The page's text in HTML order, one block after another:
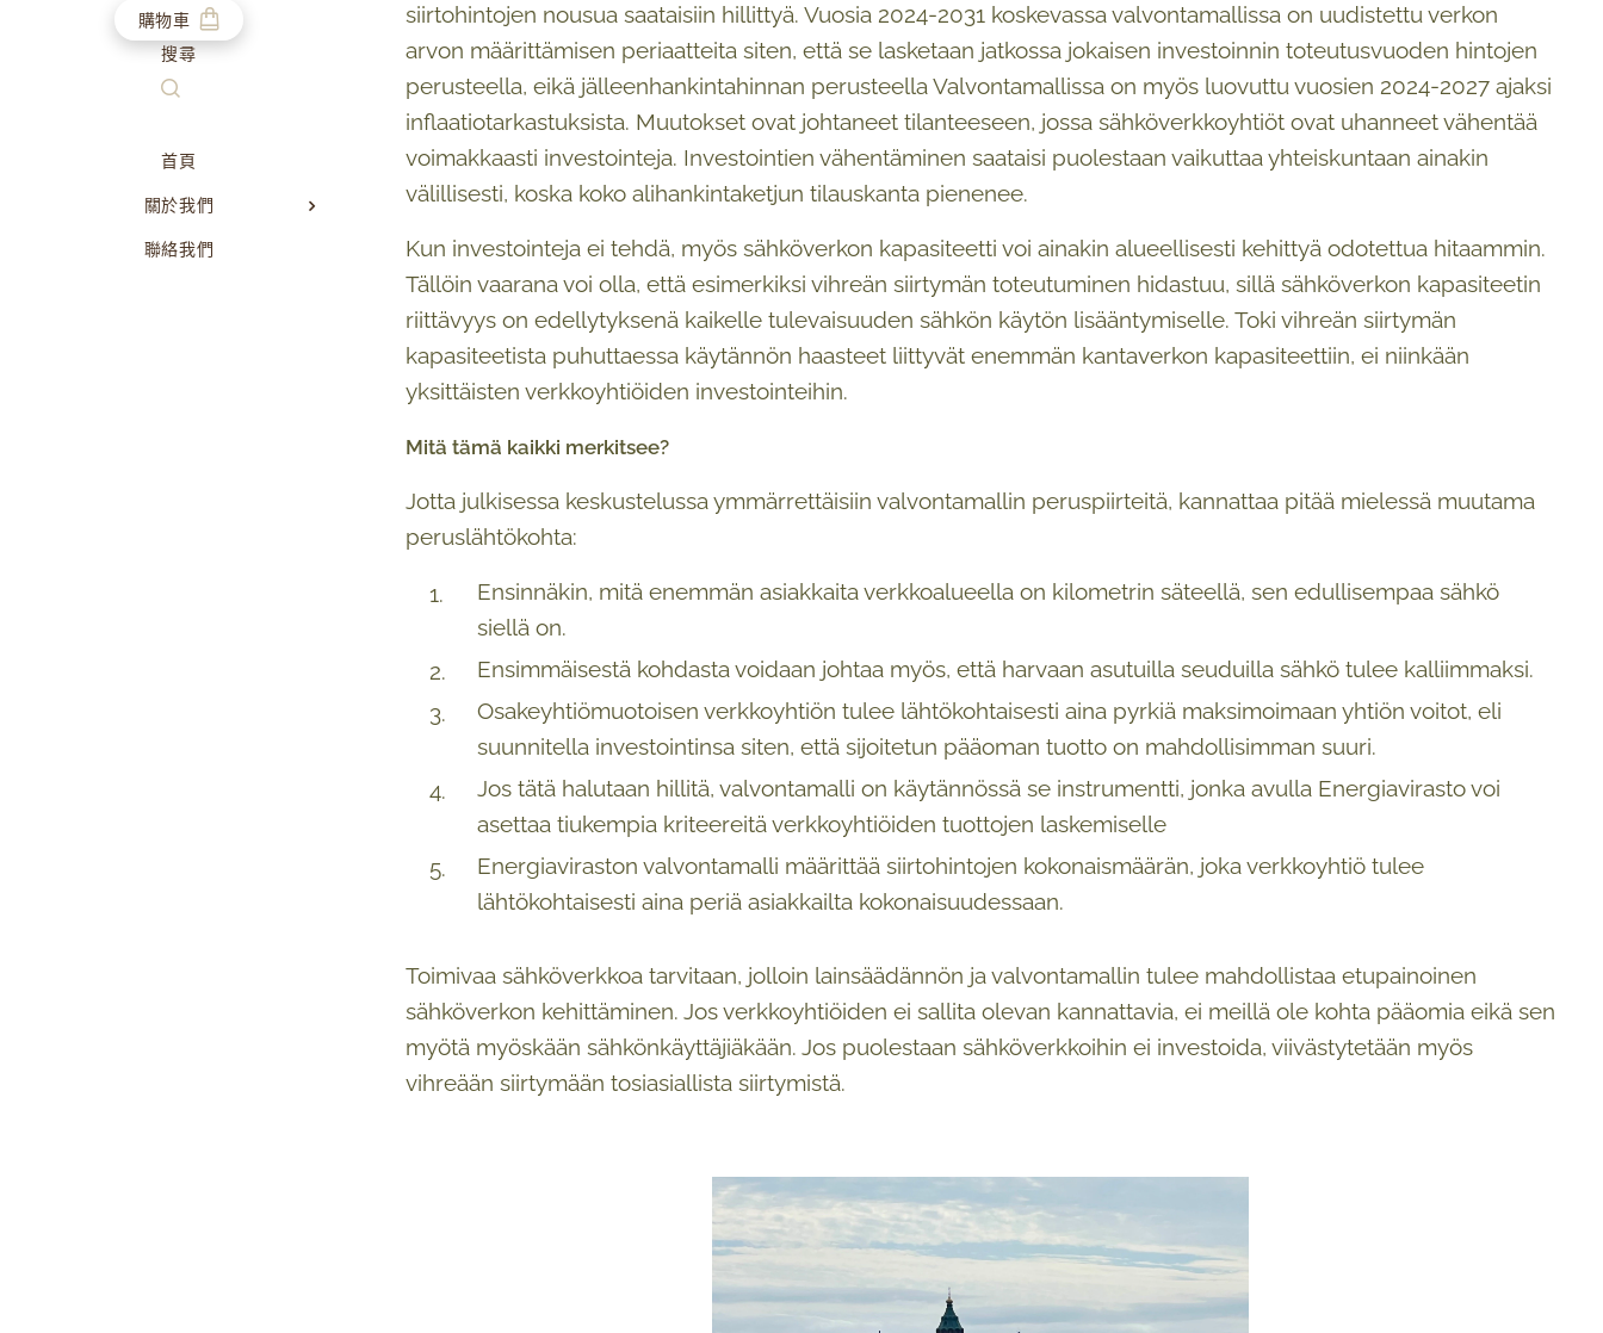
購物車
搜尋
首頁
關於我們
聯絡我們
siirtohintojen nousua saataisiin hillittyä. Vuosia 2024-2031 koskevassa valvontamallissa on uudistettu verkon
arvon määrittämisen periaatteita siten, että se lasketaan jatkossa jokaisen investoinnin toteutusvuoden hintojen
perusteella, eikä jälleenhankintahinnan perusteella Valvontamallissa on myös luovuttu vuosien 2024-2027 ajaksi
inflaatiotarkastuksista. Muutokset ovat johtaneet tilanteeseen, jossa sähköverkkoyhtiöt ovat uhanneet vähentää
voimakkaasti investointeja. Investointien vähentäminen saataisi puolestaan vaikuttaa yhteiskuntaan ainakin
välillisesti, koska koko alihankintaketjun tilauskanta pienenee.
Kun investointeja ei tehdä, myös sähköverkon kapasiteetti voi ainakin alueellisesti kehittyä odotettua hitaammin.
Tällöin vaarana voi olla, että esimerkiksi vihreän siirtymän toteutuminen hidastuu, sillä sähköverkon kapasiteetin
riittävyys on edellytyksenä kaikelle tulevaisuuden sähkön käytön lisääntymiselle. Toki vihreän siirtymän
kapasiteetista puhuttaessa käytännön haasteet liittyvät enemmän kantaverkon kapasiteettiin, ei niinkään
yksittäisten verkkoyhtiöiden investointeihin.
Mitä tämä kaikki merkitsee?
Jotta julkisessa keskustelussa ymmärrettäisiin valvontamallin peruspiirteitä, kannattaa pitää mielessä muutama
peruslähtökohta:
Ensinnäkin, mitä enemmän asiakkaita verkkoalueella on kilometrin säteellä, sen edullisempaa sähkö
siellä on.
Ensimmäisestä kohdasta voidaan johtaa myös, että harvaan asutuilla seuduilla sähkö tulee kalliimmaksi.
Osakeyhtiömuotoisen verkkoyhtiön tulee lähtökohtaisesti aina pyrkiä maksimoimaan yhtiön voitot, eli
suunnitella investointinsa siten, että sijoitetun pääoman tuotto on mahdollisimman suuri.
Jos tätä halutaan hillitä, valvontamalli on käytännössä se instrumentti, jonka avulla Energiavirasto voi
asettaa tiukempia kriteereitä verkkoyhtiöiden tuottojen laskemiselle
Energiaviraston valvontamalli määrittää siirtohintojen kokonaismäärän, joka verkkoyhtiö tulee
lähtökohtaisesti aina periä asiakkailta kokonaisuudessaan.
Toimivaa sähköverkkoa tarvitaan, jolloin lainsäädännön ja valvontamallin tulee mahdollistaa etupainoinen
sähköverkon kehittäminen. Jos verkkoyhtiöiden ei sallita olevan kannattavia, ei meillä ole kohta pääomia eikä sen
myötä myöskään sähkönkäyttäjiäkään. Jos puolestaan sähköverkkoihin ei investoida, viivästytetään myös
vihreään siirtymään tosiasiallista siirtymistä.